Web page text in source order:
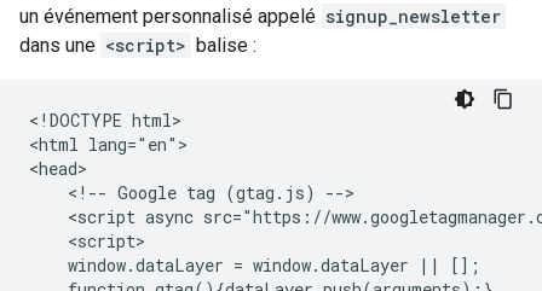
un événement personnalisé appelé signup_newsletter
dans une <script> balise :
<!DOCTYPE html>
<html lang="en">
<head>
    <!-- Google tag (gtag.js) -->
<script async src="https://
    <script>
    window.dataLayer = window.dataLayer || [];